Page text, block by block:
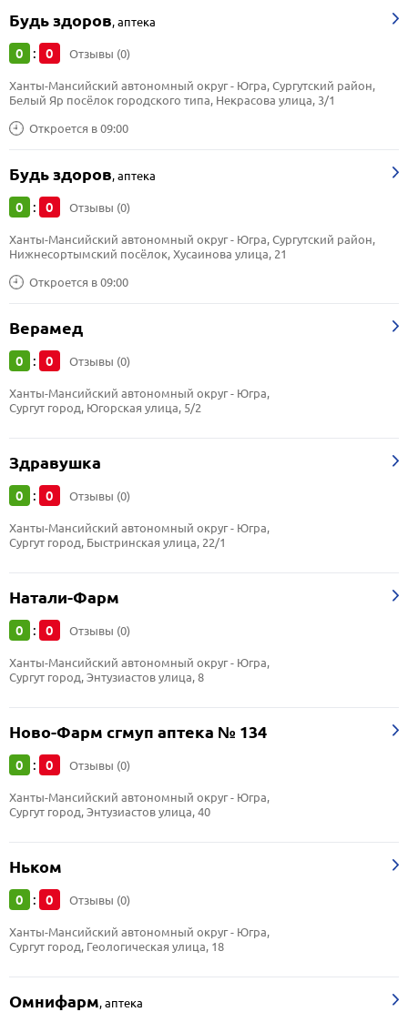
Будь здоров,аптека
0 : 0 Отзывы (0)
Откроется в 09:00
Ханты-Мансийский автономный округ - Югра, Сургутский район,
Белый Яр посёлок городского типа, Некрасова улица, 3/1
Будь здоров,аптека
0 : 0 Отзывы (0)
Откроется в 09:00
Ханты-Мансийский автономный округ - Югра, Сургутский район,
Нижнесортымский посёлок, Хусаинова улица, 21
Верамед
0 : 0 Отзывы (0)
Ханты-Мансийский автономный округ - Югра,
Сургут город, Югорская улица, 5/2
Здравушка
0 : 0 Отзывы (0)
Ханты-Мансийский автономный округ - Югра,
Сургут город, Быстринская улица, 22/1
Натали-Фарм
0 : 0 Отзывы (0)
Ханты-Мансийский автономный округ - Югра,
Сургут город, Энтузиастов улица, 8
Ново-Фарм сгмуп аптека № 134
0 : 0 Отзывы (0)
Ханты-Мансийский автономный округ - Югра,
Сургут город, Энтузиастов улица, 40
Ньком
0 : 0 Отзывы (0)
Ханты-Мансийский автономный округ - Югра,
Сургут город, Геологическая улица, 18
Омнифарм,аптека